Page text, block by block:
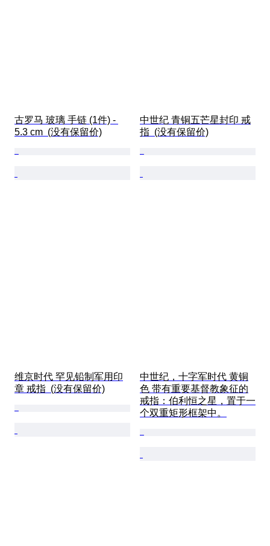
古罗马 玻璃 手链 (1件) -
5.3 cm  (没有保留价)
中世纪 青铜五芒星封印 戒
指  (没有保留价)
维京时代 罕见铅制军用印
章 戒指  (没有保留价)
中世纪，十字军时代 黄铜
色 带有重要基督教象征的
戒指：伯利恒之星，置于一
个双重矩形框架中。